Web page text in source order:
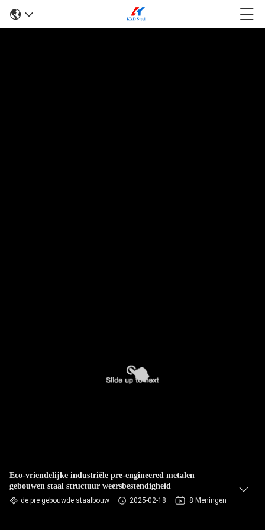
Eco-vriendelijke industriële pre-engineered metalen
gebouwen staal structuur weersbestendigheid
de pre gebouwde staalbouw 2025-02-18 8 Meningen